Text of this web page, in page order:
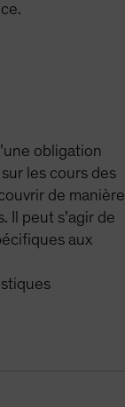
obligation
les cours des
de manière
peut s’agir de
aux